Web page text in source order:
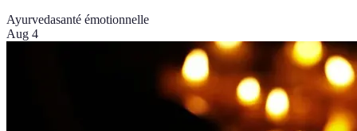
Ayurvedasanté émotionnelle
Aug 4